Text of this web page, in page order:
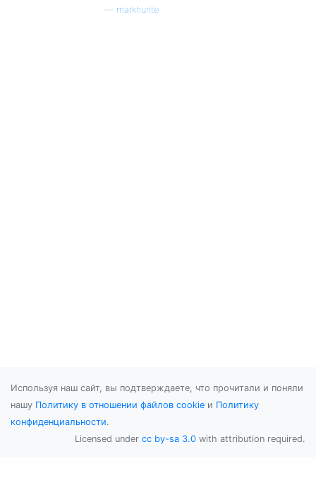
markhunte
Используя наш сайт, вы подтверждаете, что прочитали и поняли
нашу Политику в отношении файлов cookie и Политику
конфиденциальности.
Licensed under cc by-sa 3.0 with attribution required.